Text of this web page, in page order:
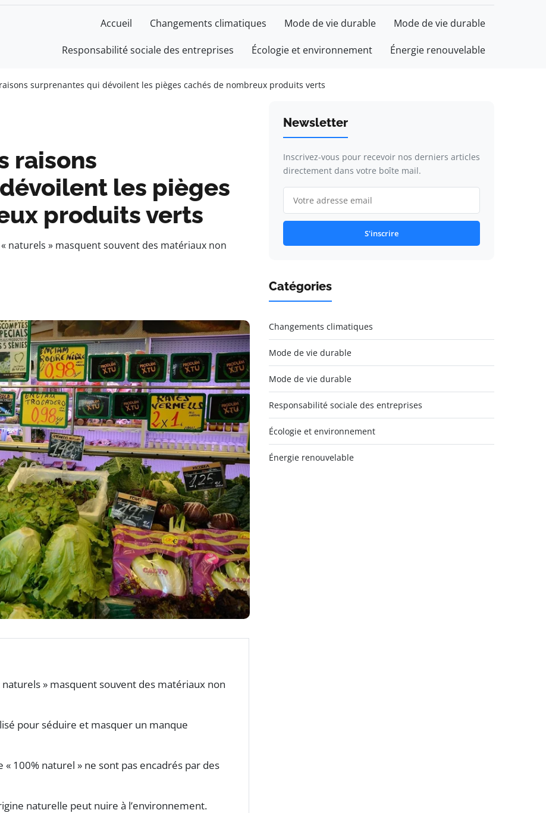
Accueil Changements climatiques Mode de vie durable Mode de vie durable
Responsabilité sociale des entreprises Écologie et environnement Énergie renouvelable
surprenantes qui dévoilent les pièges cachés de nombreux produits verts
raisons
les pièges
produits verts
naturels » masquent souvent des matériaux non
naturels » masquent souvent des matériaux non
pour séduire et masquer un manque
« 100% naturel » ne sont pas encadrés par des
naturelle peut nuire à l’environnement.
Newsletter
Inscrivez-vous pour recevoir nos derniers articles
directement dans votre boîte mail.
S'inscrire
Catégories
Changements climatiques
Mode de vie durable
Mode de vie durable
Responsabilité sociale des entreprises
Écologie et environnement
Énergie renouvelable